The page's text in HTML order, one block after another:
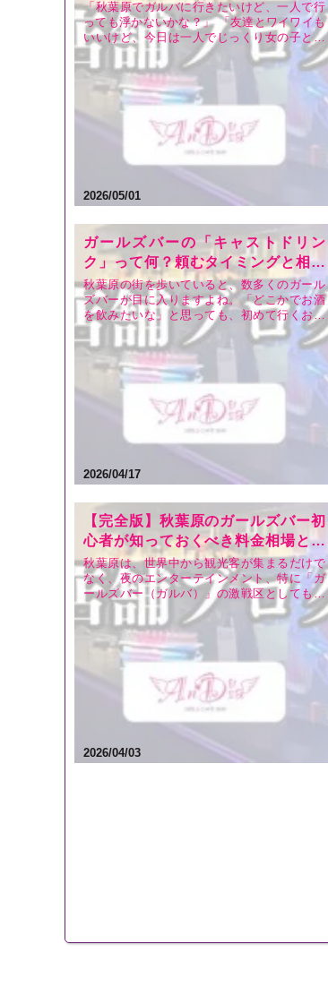
2026/05/01
nDia」がおすすめ！一人飲みの魅力
と安さの秘密を徹底解説
「秋葉原でガルバに行きたいけど、一人で行
っても浮かないかな？」 「友達とワイワイも
いいけど、今日は一人でじっくり女の子と話
したい」 「秋葉原にはたくさんお店があるけ
れど、安くておすすめのガールズバーはどこ
だろう？」 秋葉原の街を歩いていると、数多
くのガールズバーやコンセプトカフェが目に
飛び込んできま…
2026/04/17
ガールズバーの「キャストドリン
ク」って何？頼むタイミングと相場
【秋葉原のおすすめ店AnDiaが解
説】
秋葉原の街を歩いていると、数多くのガール
ズバーが目に入りますよね。「どこかでお酒
を飲みたいな」と思っても、初めて行くお店
や慣れないシステムには不安がつきもので
す。 特に、ガールズバー特有の文化である
「キャストドリンク（女の子へのドリン
ク）」については、 「いつ頼めばいいの？」
「相場はどれくらい？」…
2026/04/03
【完全版】秋葉原のガールズバー初
心者が知っておくべき料金相場とシ
ステム
秋葉原は、世界中から観光客が集まるだけで
なく、夜のエンターテインメント、特に「ガ
ールズバー（ガルバ）」の激戦区としても知
られています。しかし、初めて秋葉原のガー
ルズバーに足を運ぼうとしている方にとっ
て、「料金はいくらくらいかかるの？」「ぼ
ったくられたりしない？」「システムがよく
わからない」といった不…